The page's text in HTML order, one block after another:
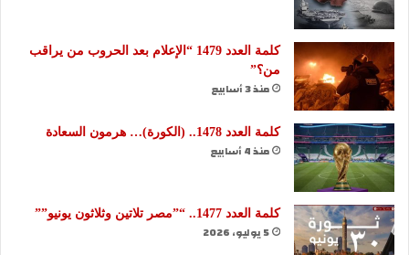
كلمة العدد 1479 “الإعلام بعد الحروب من يراقب
من؟”
منذ 3 أسابيع
كلمة العدد 1478.. (الكورة)… هرمون السعادة
منذ 4 أسابيع
كلمة العدد 1477.. “”مصر تلاتين وثلاثون يونيو””
5 يوليو، 2026